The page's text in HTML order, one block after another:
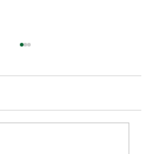
療を検討する方は少なくあ
れない、歩くと脚がつらい